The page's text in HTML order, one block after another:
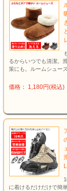
るからいつでも清潔。
策にも。ルームシュー
価格： 1,180円(税込)
に着けるだけだけで簡